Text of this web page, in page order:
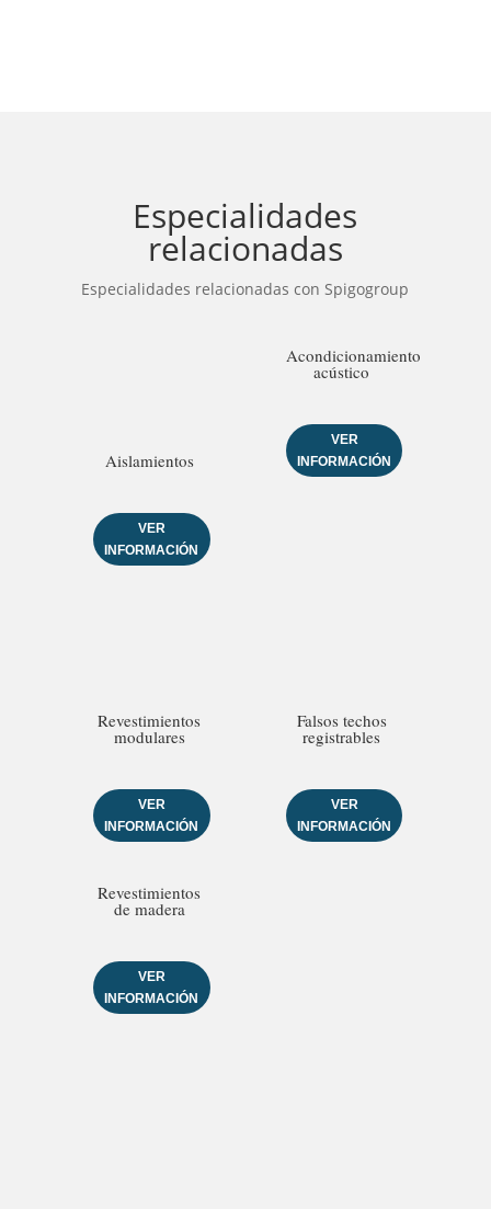
Especialidades
relacionadas
Especialidades relacionadas con Spigogroup
Aislamientos
VER
INFORMACIÓN
Acondicionamiento
acústico
VER
INFORMACIÓN
Revestimientos
modulares
VER
INFORMACIÓN
Falsos techos
registrables
VER
INFORMACIÓN
Revestimientos
de madera
VER
INFORMACIÓN